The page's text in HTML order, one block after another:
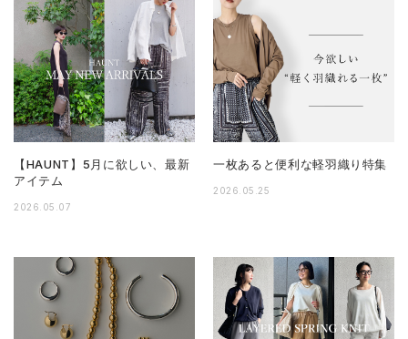
【HAUNT】5月に欲しい、最新
アイテム
2026.05.07
一枚あると便利な軽羽織り特集
2026.05.25